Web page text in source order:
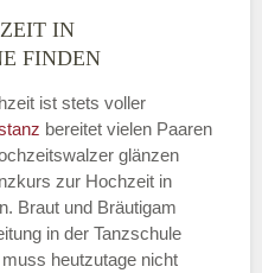
—
HINZUFÜGEN
IN
FINDEN
ist stets voller
bereitet vielen Paaren
glänzen
zur Hochzeit in
Braut und Bräutigam
in der Tanzschule
heutzutage nicht